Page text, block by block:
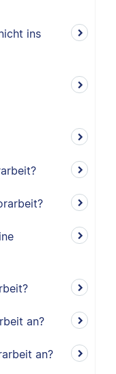
ins
an?
an?